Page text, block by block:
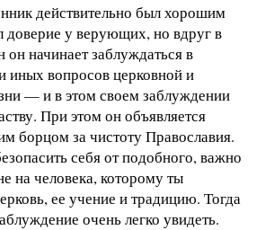
действительно был хорошим
доверие у верующих, но вдруг в
начинает заблуждаться в
иных вопросов церковной и
— и в этом своем заблуждении
При этом он объявляется
борцом за чистоту Православия.
себя от подобного, важно
на человека, которому ты
ее учение и традицию. Тогда
очень легко увидеть.